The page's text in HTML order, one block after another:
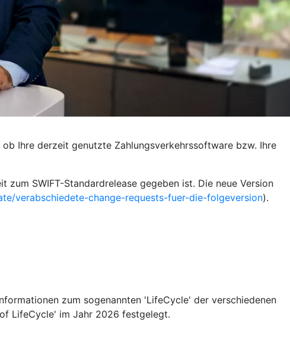
Ihre derzeit genutzte Zahlungsverkehrssoftware bzw. Ihre
SWIFT-Standardrelease gegeben ist. Die neue Version
verabschiedete-change-requests-fuer-die-folgeversion).
zum sogenannten 'LifeCycle' der verschiedenen
LifeCycle' im Jahr 2026 festgelegt.